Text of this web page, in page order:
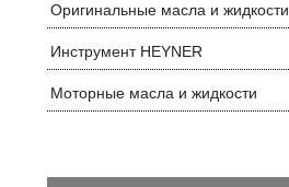
Оригинальные масла и жидкости
Инструмент HEYNER
Моторные масла и жидкости